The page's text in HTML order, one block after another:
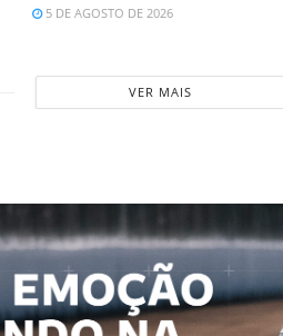
5 DE AGOSTO DE 2026
VER MAIS